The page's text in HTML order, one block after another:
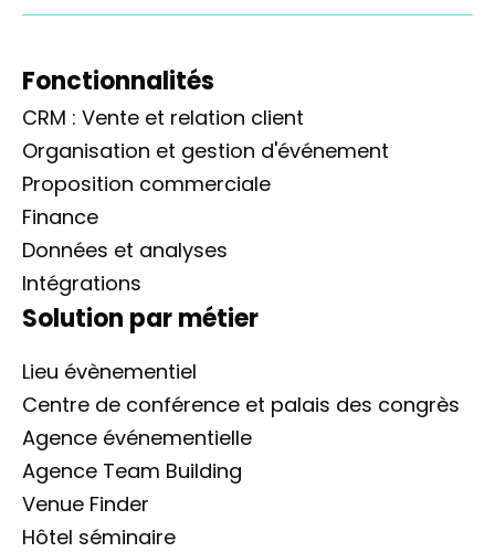
Fonctionnalités
CRM : Vente et relation client
Organisation et gestion d'événement
Proposition commerciale
Finance
Données et analyses
Intégrations
Solution par métier
Lieu évènementiel
Centre de conférence et palais des congrès
Agence événementielle
Agence Team Building
Venue Finder
Hôtel séminaire